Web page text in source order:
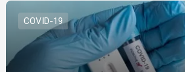
СOVID-19